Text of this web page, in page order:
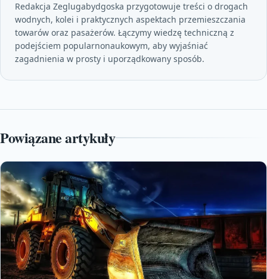
Redakcja Zeglugabydgoska przygotowuje treści o drogach
wodnych, kolei i praktycznych aspektach przemieszczania
towarów oraz pasażerów. Łączymy wiedzę techniczną z
podejściem popularnonaukowym, aby wyjaśniać
zagadnienia w prosty i uporządkowany sposób.
Powiązane artykuły